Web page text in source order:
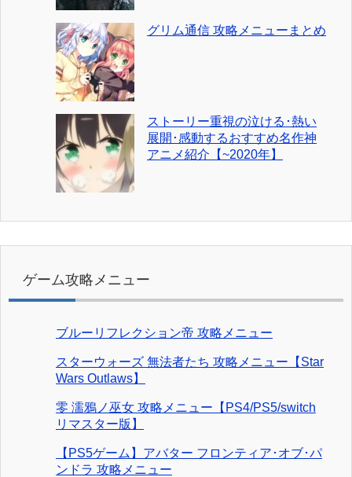
グリム通信 攻略メニューまとめ
ストーリー重視の泣ける･熱い
展開･感動するおすすめ名作神
アニメ紹介【~2020年】
ゲーム攻略メニュー
ブルーリフレクション帝 攻略メニュー
スターウォーズ 無法者たち 攻略メニュー【Star
Wars Outlaws】
零 濡鴉ノ巫女 攻略メニュー【PS4/PS5/switch
リマスター版】
【PS5ゲーム】アバター フロンティア･オブ･パ
ンドラ 攻略メニュー